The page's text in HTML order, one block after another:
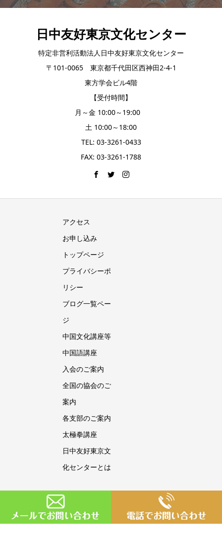
日中友好東京文化センター
特定非営利活動法人日中友好東京文化センター
〒101-0065 東京都千代田区西神田2-4-1
東方学会ビル4階
【受付時間】
月～金 10:00～19:00
土 10:00～18:00
TEL: 03-3261-0433
FAX: 03-3261-1788
アクセス
お申し込み
トップページ
プライバシーポ
リシー
ブログ一覧ペー
ジ
中国文化講座等
中国語講座
入会のご案内
全国の協会のご
案内
各支部のご案内
太極拳講座
日中友好東京文
化センターとは
Copyright © 日中友好東京文化センター All Rights Reserved.